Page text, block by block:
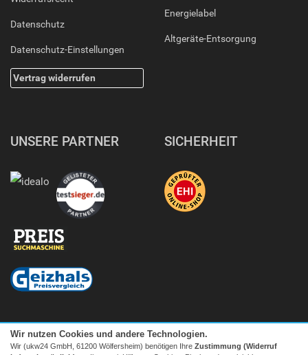
Datenschutz
Datenschutz-Einstellungen
Vertrag widerrufen
Energielabel
Altgeräte-Entsorgung
UNSERE PARTNER SICHERHEIT
Wir nutzen Cookies und andere Technologien.
Wir (ukw24 GmbH, 61200 Wölfersheim) benötigen Ihre Zustimmung (Widerruf